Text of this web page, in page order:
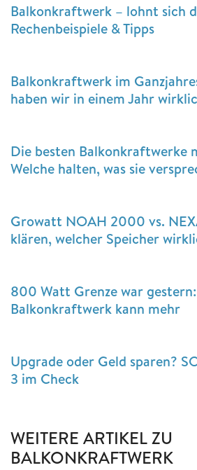
Balkonkraftwerk – lohnt sich
Rechenbeispiele & Tipps
Balkonkraftwerk im
haben wir in einem Jahr
Die besten Balkonkraftwerke
Welche halten, was sie
Growatt NOAH 2000 vs.
klären, welcher Speicher
800 Watt Grenze war
Balkonkraftwerk kann mehr
Upgrade oder Geld sparen?
3 im Check
WEITERE ARTIKEL ZU
BALKONKRAFTWERK